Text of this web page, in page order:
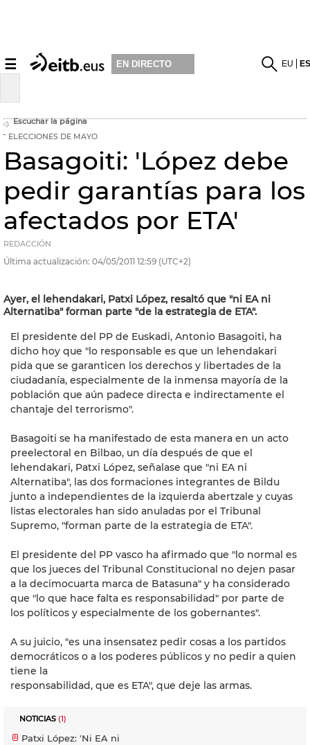
☰ EN DIRECTO EU
Escuchar la página
ELECCIONES DE MAYO
Basagoiti: 'López debe
pedir garantías para los
afectados por ETA'
REDACCIÓN
Última actualización: 04/05/2011 12:59 (UTC+2)
Ayer, el lehendakari, Patxi López, resaltó que "ni EA ni
Alternatiba" forman parte "de la estrategia de ETA".
El presidente del PP de Euskadi, Antonio Basagoiti, ha
dicho hoy que "lo responsable es que un lehendakari
pida que se garanticen los derechos y libertades de la
ciudadanía, especialmente de la inmensa mayoría de la
población que aún padece directa e indirectamente el
chantaje del terrorismo".
Basagoiti se ha manifestado de esta manera en un acto
preelectoral en Bilbao, un día después de que el
lehendakari, Patxi López, señalase que "ni EA ni
Alternatiba", las dos formaciones integrantes de Bildu
junto a independientes de la izquierda abertzale y cuyas
listas electorales han sido anuladas por el Tribunal
Supremo, "forman parte de la estrategia de ETA".
El presidente del PP vasco ha afirmado que "lo normal es
que los jueces del Tribunal Constitucional no dejen pasar
a la decimocuarta marca de Batasuna" y ha considerado
que "lo que hace falta es responsabilidad" por parte de
los políticos y especialmente de los gobernantes".
A su juicio, "es una insensatez pedir cosas a los partidos
democráticos o a los poderes públicos y no pedir a quien
tiene la
responsabilidad, que es ETA", que deje las armas.
NOTICIAS (1)
Patxi López: 'Ni EA ni